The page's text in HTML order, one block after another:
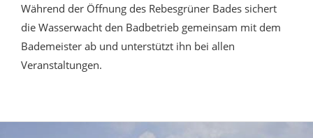
Während der Öffnung des Rebesgrüner Bades sichert
die Wasserwacht den Badbetrieb gemeinsam mit dem
Bademeister ab und unterstützt ihn bei allen
Veranstaltungen.